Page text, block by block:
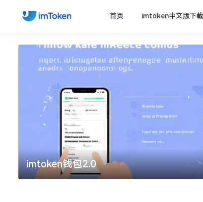
首页 imtoken中文版下载
imtoken钱包2.0